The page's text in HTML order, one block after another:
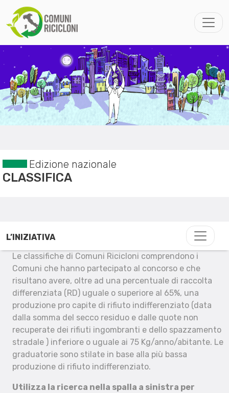
Edizione nazionale
CLASSIFICA
L’INIZIATIVA
Le classifiche di Comuni Ricicloni comprendono i
Comuni che hanno partecipato al concorso e che
risultano avere, oltre ad una percentuale di raccolta
differenziata (RD) uguale o superiore al 65%, una
produzione pro capite di rifiuto indifferenziato (data
dalla somma del secco residuo e dalle quote non
recuperate dei rifiuti ingombranti e dello spazzamento
stradale ) inferiore o uguale ai 75 Kg/anno/abitante. Le
graduatorie sono stilate in base alla più bassa
produzione di rifiuto indifferenziato.
Utilizza la ricerca nella spalla a sinistra per